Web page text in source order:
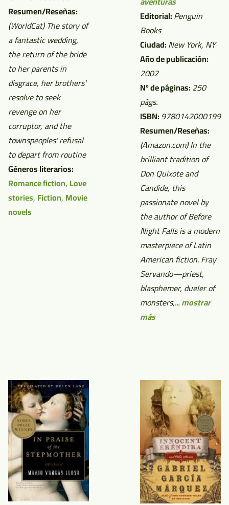
Resumen/Reseñas:
(WorldCat)The story of
a fantastic wedding,
the return of the bride
to her parents in
disgrace, her brothers'
resolve to seek
revenge on her
corruptor, and the
townspeoples' refusal
to depart from routine
Géneros literarios:
Romance fiction, Love
stories, Fiction, Movie
novels
Editorial:Penguin
Books
Ciudad:New York, NY
Año de publicación:
2002
Nº de páginas:250
págs.
ISBN:9780142000199
Resumen/Reseñas:
(Amazon.com)In the
brilliant tradition of
Don Quixote and
Candide, this
passionate novel by
the author of Before
Night Falls is a modern
masterpiece of Latin
American fiction. Fray
Servando—priest,
blasphemer, dueler of
monsters,...mostrar
más